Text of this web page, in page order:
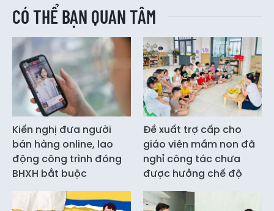
CÓ THỂ BẠN QUAN TÂM
Kiến nghị đưa người
bán hàng online, lao
động công trình đóng
BHXH bắt buộc
Đề xuất trợ cấp cho
giáo viên mầm non đã
nghỉ công tác chưa
được hưởng chế độ